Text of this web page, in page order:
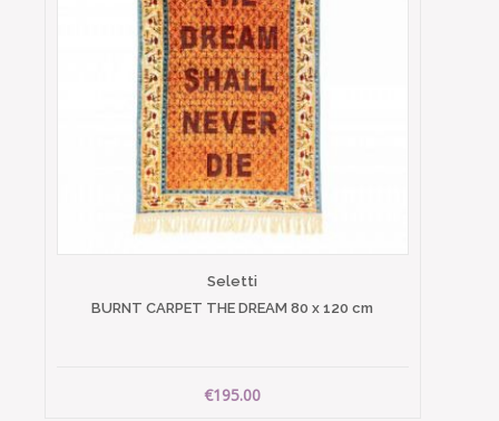
Seletti
BURNT CARPET THE DREAM 80 x 120 cm
€195.00